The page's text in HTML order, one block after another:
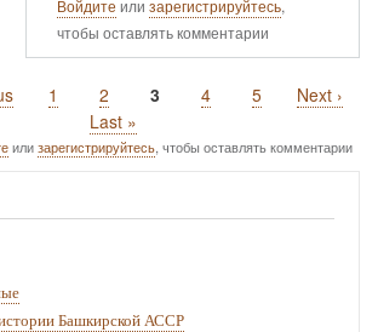
Войдите или зарегистрируйтесь,
чтобы оставлять комментарии
Page
1 Page
2
Текущая
3 Page
4 Page
5
Next ›
Последняя
страница
Last »
илизарегистрируйтесь, чтобы оставлять комментарии
Башкирской АССР